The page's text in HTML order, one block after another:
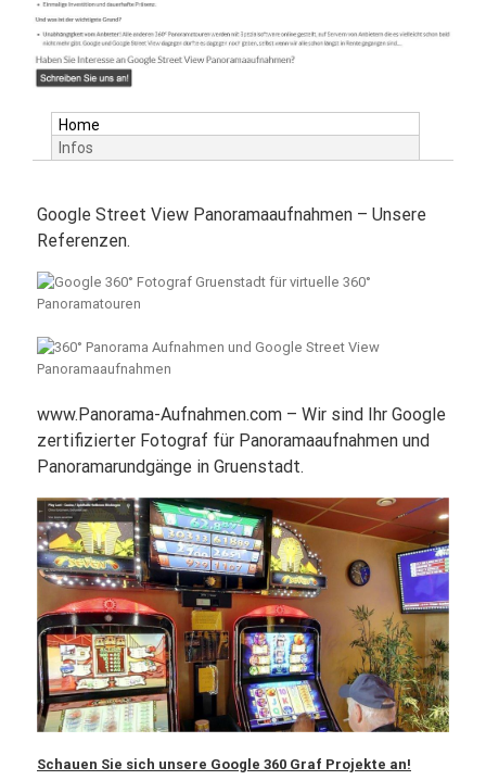
Home
Infos
Google Street View Panoramaaufnahmen – Unsere
Referenzen.
www.Panorama-Aufnahmen.com – Wir sind Ihr Google
zertifizierter Fotograf für Panoramaaufnahmen und
Panoramarundgänge in Gruenstadt.
Schauen Sie sich unsere Google 360 Graf Projekte an!